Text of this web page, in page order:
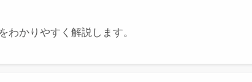
わかりやすく解説します。